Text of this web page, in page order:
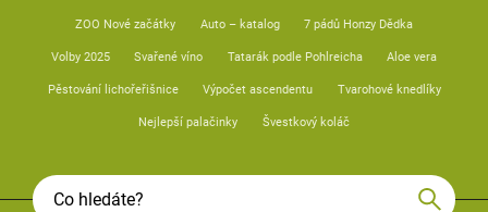
ZOO Nové začátky Auto – katalog 7 pádů Honzy Dědka
Volby 2025 Svařené víno Tatarák podle Pohlreicha Aloe vera
Pěstování lichořeřišnice Výpočet ascendentu Tvarohové knedlíky
Nejlepší palačinky Švestkový koláč